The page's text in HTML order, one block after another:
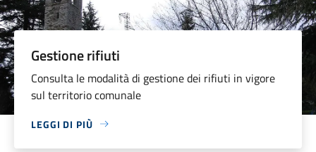
Gestione rifiuti
Consulta le modalità di gestione dei rifiuti in vigore
sul territorio comunale
LEGGI DI PIÙ